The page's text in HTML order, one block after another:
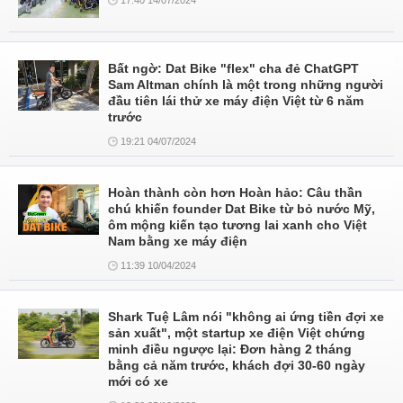
Bất ngờ: Dat Bike "flex" cha đẻ ChatGPT
Sam Altman chính là một trong những người
đầu tiên lái thử xe máy điện Việt từ 6 năm
trước
19:21 04/07/2024
Hoàn thành còn hơn Hoàn hảo: Câu thần
chú khiến founder Dat Bike từ bỏ nước Mỹ,
ôm mộng kiến tạo tương lai xanh cho Việt
Nam bằng xe máy điện
11:39 10/04/2024
Shark Tuệ Lâm nói "không ai ứng tiền đợi xe
sản xuất", một startup xe điện Việt chứng
minh điều ngược lại: Đơn hàng 2 tháng
bằng cả năm trước, khách đợi 30-60 ngày
mới có xe